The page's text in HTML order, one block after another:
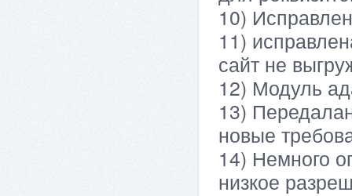
10)
11)
сайт не
12) Модуль
13)
новые
14) Немного
низкое